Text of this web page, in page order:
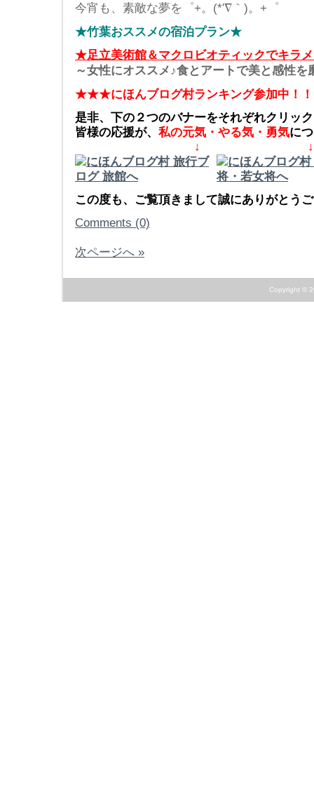
今宵も、素敵な夢を゜+。(*′∇｀)。+゜
★竹葉おススメの宿泊プラン★
★足立美術館＆マクロビオティックでキラ
～女性にオススメ♪食とアートで美と感性を
★★★にほんブログ村ランキング参加中
是非、下の２つのバナーをそれぞれクリッ
皆様の応援が、 私の元気・やる気・勇気に
↓ ↓
この度も、ご覧頂きまして誠にありがと
Comments (0)
次ページへ »
Copyright ©